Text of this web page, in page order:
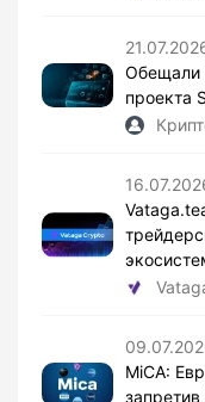
Обещали
проекта
MiCA: